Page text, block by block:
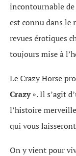
incontournable
est connu dans le
revues érotiques
toujours mise à
Le Crazy Horse
Crazy». Il s’agit
l’histoire
qui vous
On y vient pour